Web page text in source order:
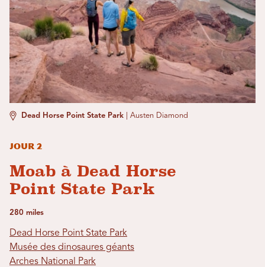
Dead Horse Point State Park Austen Diamond
Jour 2
Moab à Dead Horse
Point State Park
280 miles
Dead Horse Point State Park
Musée des dinosaures géants
Arches National Park